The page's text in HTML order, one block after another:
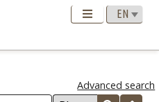
Advanced search